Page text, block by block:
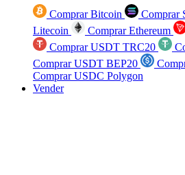
Comprar Bitcoin Comprar
Litecoin
Comprar Ethereum
Comprar USDT TRC20
Comprar USDT BEP20
Comprar USDC Polygon
Vender